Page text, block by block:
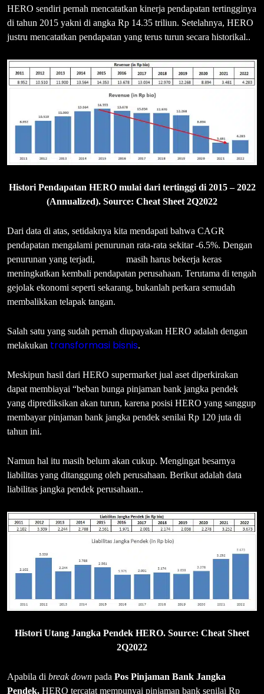
HERO sendiri pernah mencatatkan kinerja pendapatan tertingginya
di tahun 2015 yakni di angka Rp 14.35 triliun. Setelahnya, HERO
justru mencatatkan pendapatan yang terus turun secara historikal..
Histori Pendapatan HERO mulai dari tertinggi di 2015 – 2022
(Annualized). Source: Cheat Sheet 2Q2022
Dari data di atas, setidaknya kita mendapati bahwa CAGR
pendapatan mengalami penurunan rata-rata sekitar -6.5%. Dengan
penurunan yang terjadi,
masih harus bekerja keras
meningkatkan kembali pendapatan perusahaan. Terutama di tengah
gejolak ekonomi seperti sekarang, bukanlah perkara semudah
membalikkan telapak tangan.
Salah satu yang sudah pernah diupayakan HERO adalah dengan
melakukan transformasi bisnis.
Meskipun hasil dari HERO supermarket jual aset diperkirakan
dapat membiayai “beban bunga pinjaman bank jangka pendek
yang diprediksikan akan turun, karena posisi HERO yang sanggup
membayar pinjaman bank jangka pendek senilai Rp 120 juta di
tahun ini.
Namun hal itu masih belum akan cukup. Mengingat besarnya
liabilitas yang ditanggung oleh perusahaan. Berikut adalah data
liabilitas jangka pendek perusahaan..
Histori Utang Jangka Pendek HERO. Source: Cheat Sheet
2Q2022
Apabila di break down pada Pos Pinjaman Bank Jangka
Pendek, HERO tercatat mempunyai pinjaman bank senilai Rp